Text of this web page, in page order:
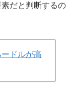
だと判断するの
ドルが高